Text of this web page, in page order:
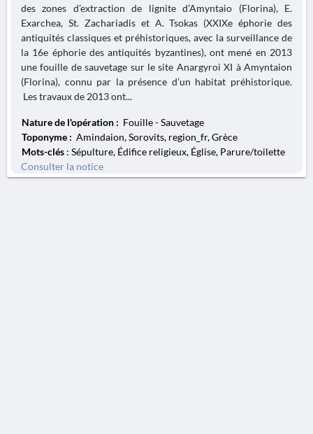
des zones d’extraction de lignite d’Amyntaio (Florina), E.
Exarchea, St. Zachariadis et A. Tsokas (XXIXe éphorie des
antiquités classiques et préhistoriques, avec la surveillance de
la 16e éphorie des antiquités byzantines), ont mené en 2013
une fouille de sauvetage sur le site Anargyroi XI à Amyntaion
(Florina), connu par la présence d’un habitat préhistorique.
Les travaux de 2013 ont...
Nature de l'opération : Fouille - Sauvetage
Toponyme : Amindaion, Sorovits, region_fr, Grèce
Mots-clés : Sépulture, Édifice religieux, Église, Parure/toilette
Consulter la notice